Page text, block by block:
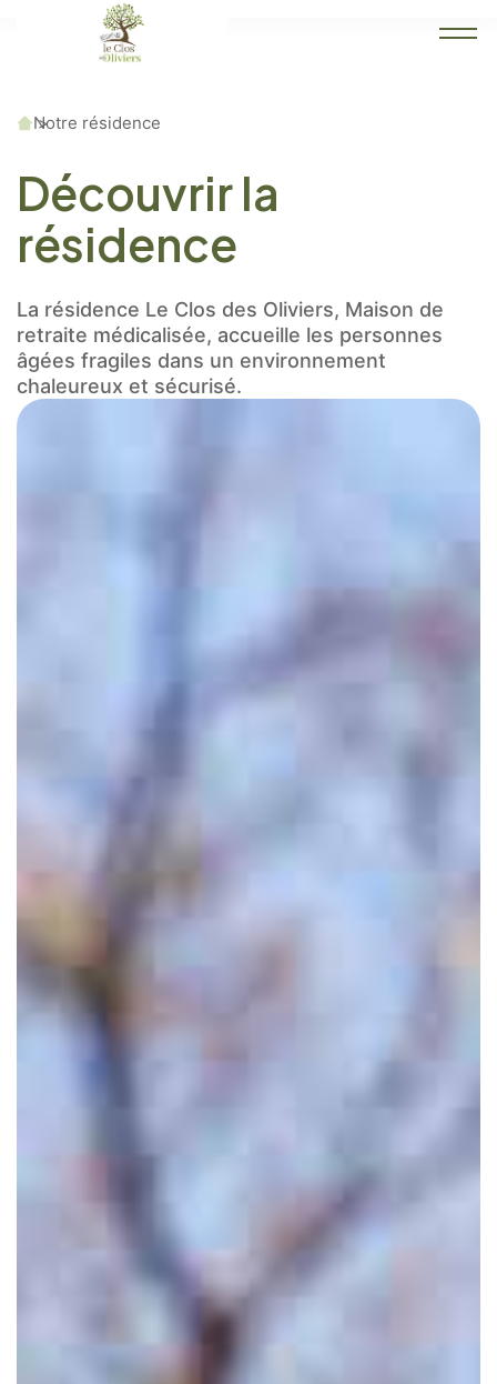
Accueil
Notre résidence
Découvrir la
résidence
La résidence Le Clos des Oliviers, Maison de
retraite médicalisée, accueille les personnes
âgées fragiles dans un environnement
chaleureux et sécurisé.